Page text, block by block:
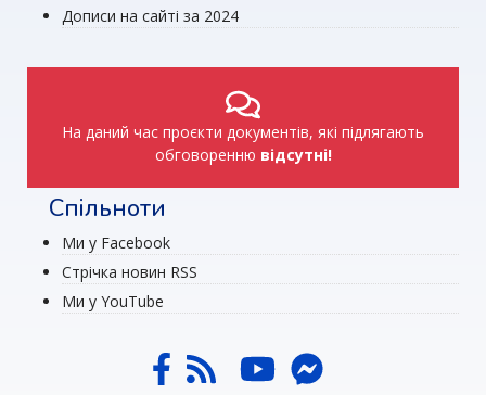
Дописи на сайті за 2024
На даний час проєкти документів, які підлягають
обговоренню відсутні!
Спільноти
Ми у Facebook
Стрічка новин RSS
Ми у YouTube